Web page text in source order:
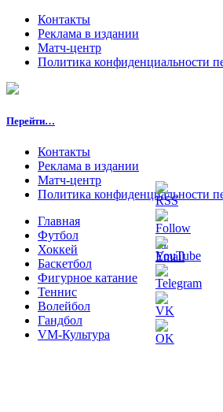
Контакты
Реклама в издании
Матч-центр
Политика конфиденциальности
Перейти…
Контакты
Реклама в издании
Матч-центр
Политика конфиденциальности
Главная
Футбол
Хоккей
Баскетбол
Фигурное катание
Теннис
Волейбол
Гандбол
VM-Культура